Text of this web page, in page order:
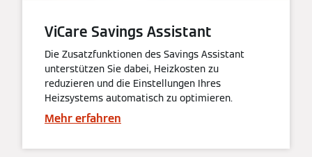
ViCare Savings Assistant
Die Zusatzfunktionen des Savings Assistant
unterstützen Sie dabei, Heizkosten zu
reduzieren und die Einstellungen Ihres
Heizsystems automatisch zu optimieren.
Mehr erfahren